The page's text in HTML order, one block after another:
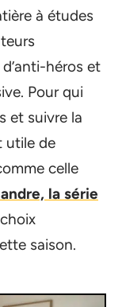
à études
héros et
Pour qui
et suivre la
utile de
celle
la série
saison.